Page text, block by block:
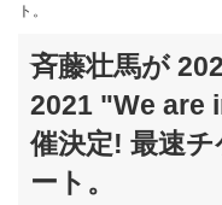
ト。
斉藤壮馬が
2021 "We are
催決定! 最速
ート。